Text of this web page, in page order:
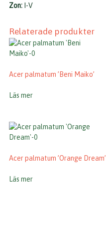
Zon: I-V
Relaterade produkter
Acer palmatum ’Beni Maiko’
Läs mer
Acer palmatum ’Orange Dream’
Läs mer